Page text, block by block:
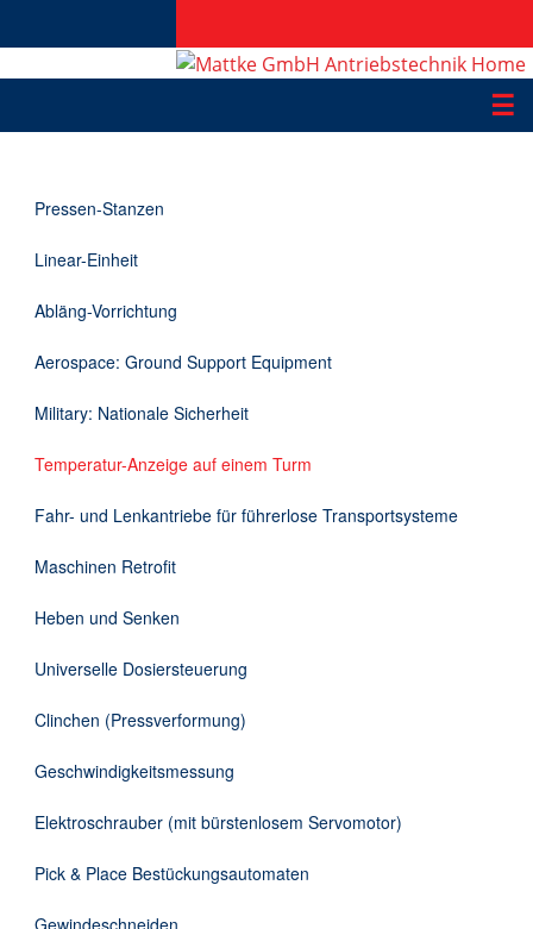
☰
Applikationen
Informationen
Downloads
Kontakt
Pressen-Stanzen
Linear-Einheit
Abläng-Vorrichtung
Aerospace: Ground Support Equipment
Military: Nationale Sicherheit
Temperatur-Anzeige auf einem Turm
Fahr- und Lenkantriebe für führerlose Transportsysteme
Maschinen Retrofit
Heben und Senken
Universelle Dosiersteuerung
Clinchen (Pressverformung)
Geschwindigkeitsmessung
Elektroschrauber (mit bürstenlosem Servomotor)
Pick & Place Bestückungsautomaten
Gewindeschneiden